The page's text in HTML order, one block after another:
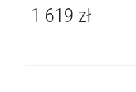
1 619 zł